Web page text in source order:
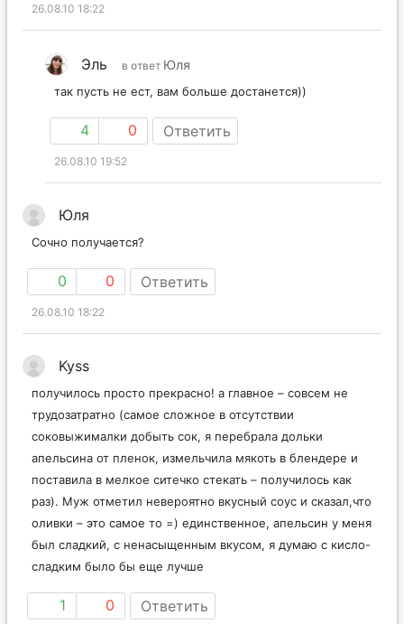
26.08.10 18:22
Эль в ответ Юля
так пусть не ест, вам больше достанется))
4 0 Ответить
26.08.10 19:52
Юля
Сочно получается?
0 0 Ответить
26.08.10 18:22
Kyss
получилось просто прекрасно! а главное – совсем не
трудозатратно (самое сложное в отсутствии
соковыжималки добыть сок, я перебрала дольки
апельсина от пленок, измельчила мякоть в блендере и
поставила в мелкое ситечко стекать – получилось как
раз). Муж отметил невероятно вкусный соус и сказал,что
оливки – это самое то =) единственное, апельсин у меня
был сладкий, с ненасыщенным вкусом, я думаю с кисло-
сладким было бы еще лучше
1 0 Ответить